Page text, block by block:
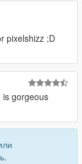
pixelshizz ;D
is gorgeous